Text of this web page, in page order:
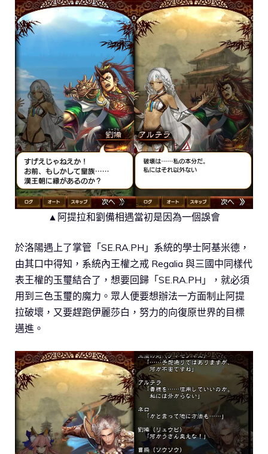
▲阿提拉和劉備相遇當初是因為一個誤會
於洛陽遇上了掌管「SE.RA.PH」系統的學士阿基米德，
由其口中得知，系統內王權之戒 Regalia 與三國中同樣代
表王權的玉璽結合了，想要回歸「SE.RA.PH」，就必須
用到三色玉璽的魔力。眾人便要想辦法一方面制止阿提
拉破壞，又要趕跑伊麗莎白，努力的向復原世界的目標
邁進。